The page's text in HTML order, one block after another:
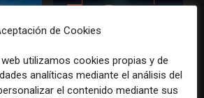
de
ADEPA crea un premio
especial para la mejor
de Cookies
utilizamos cookies propias y de
analíticas mediante el análisis del
el contenido mediante sus